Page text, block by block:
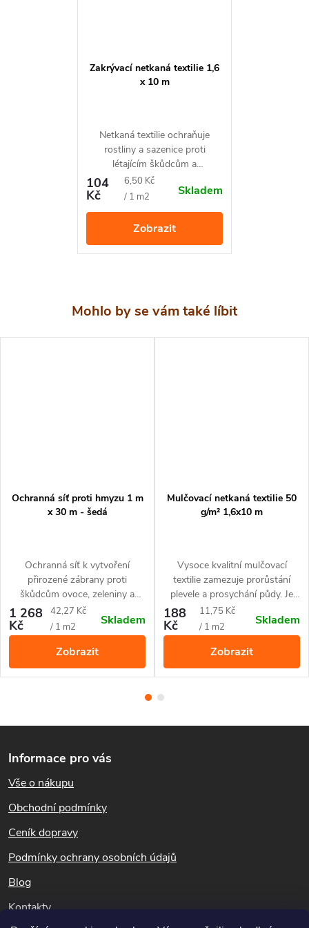
Zakrývací netkaná textilie 1,6
x 10 m
Netkaná textilie ochraňuje
rostliny a sazenice proti
létajícím škůdcům a
nepříznivým počasím. Vyrobena
v České Republice.
104
Kč
Měrná
cena:
6,50 Kč
/ 1 m2
Skladem
Zobrazit
Ochranná síť proti hmyzu 1 m
x 30 m - šedá
Ochranná síť k vytvoření
přirozené zábrany proti
škůdcům ovoce, zeleniny a
rostlin na zahradách nebo v
sadech. Zajistí zdravou úrodu
bez chemie.
1 268
Kč
Měrná
cena:
42,27 Kč
/ 1 m2
Skladem
Zobrazit
Mulčovací netkaná textilie 50
g/m² 1,6x10 m
Vysoce kvalitní mulčovací
textilie zamezuje prorůstání
plevele a prosychání půdy. Je
lehká, snadno tvarovatelná a
UV stabilní pro dlouhou
životnost.
188
Kč
Měrná
cena:
11,75 Kč
/ 1 m2
Skladem
Zobrazit
á
p
a
Informace pro vás
Vše o nákupu
Obchodní podmínky
Ceník dopravy
Podmínky ochrany osobních údajů
Blog
Kontakty